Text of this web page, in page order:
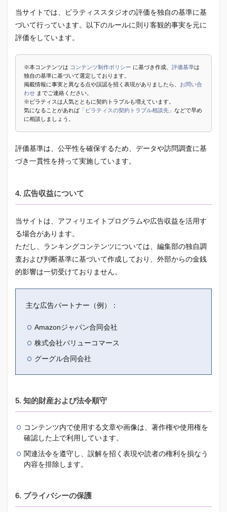
当サイトでは、ピラティススタジオの評価を独自の基準に基
づいて行っています。以下のルールに則り客観的事実を元に
評価をしています。
※本コンテンツは コンテンツ制作ポリシー に基づき作成、 評価基準は
独自の基準に基づいて選定しております。
掲載情報に事実と異なる点や誤認を招く表現がありましたら、 お問い合
わせ までご連絡ください。
※ピラティスは人気とともに契約トラブルも増えています。
気になることがあれば 「ピラティスの契約トラブル相談先」 などで早め
に相談しましょう。
評価基準は、公平性を確保するため、データや訪問調査に基
づき一貫性を持って実施しています。
4. 広告収益について
当サイトは、アフィリエイトプログラムや広告収益を活用す
る場合があります。
ただし、ランキングコンテンツについては、編集部の独自調
査および判断基準に基づいて作成しており、外部からの金銭
的影響は一切受けておりません。
主な広告パートナー（例）：
Amazonジャパン合同会社
株式会社バリューコマース
グーグル合同会社
5. 知的財産および法令順守
コンテンツ内で使用する文章や画像は、著作権や使用権を
確認した上で利用しています。
関連法令を遵守し、誤解を招く表現や読者の権利を損なう
内容を排除します。
6. プライバシーの保護